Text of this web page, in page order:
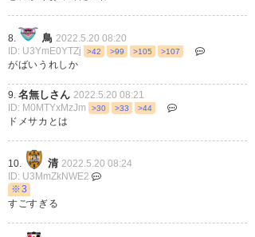
2022, 5月 19
#UEL 制覇に沸く👑 興奮冷めや
らぬ現地セビージャから #フラ
ンクフルト🇩🇪の歓喜の様子が
届いています📸 そして惜しくも
準優勝となった #レンジャーズ
🏴󠁧󠁢󠁳󠁣󠁴󠁿も素晴らしい試合を見せてく
8. 鳥 2022.5.20 08:20
ID: U3YmE0YTZj
>42 >99 >105 >107
がばいうれしか
9. 名無しさん 2022.5.20 08:21
ID: M0MTYxMzJm
>30 >33 >44
ドメサカとは
10. 清 2022.5.20 08:24
ID: U3MmZkNWE2
※3
すごすぎる